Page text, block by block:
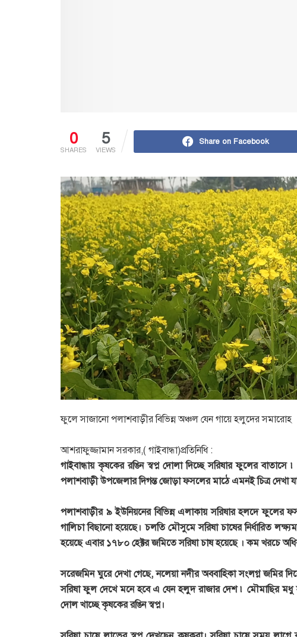
0
SHARES
5
VIEWS
Share on Facebook
ফুলে সাজানো পলাশবাড়ীর বিভিন্ন অঞ্চল যেন গায়ে হলুদের সমারোহ
আশরাফুজ্জামান সরকার,( গাইবান্ধা)প্রতিনিধি :
গাইবান্ধায় কৃষকের রঙিন স্বপ্ন দোলা দিচ্ছে সরিষার ফুলের
পলাশবাড়ী উপজেলার দিগন্ত জোড়া ফসলের মাঠে এমনই চিত্র দেখা
পলাশবাড়ীর ৯ ইউনিয়নের বিভিন্ন এলাকায় সরিষার হলদে ফুলের
গালিচা বিছানো হয়েছে। চলতি মৌসুমে সরিষা চাষের নির্ধারিত
হয়েছে এবার ১৭৮০ হেক্টর জমিতে সরিষা চাষ হয়েছে । কম খরচে
সরেজমিন ঘুরে দেখা গেছে, নলেয়া নদীর অববাহিকা সংলগ্ন
সরিষা ফুল দেখে মনে হবে এ যেন হলুদ রাজার দেশ ৷ মৌমাছির মধু
দোল খাচ্ছে কৃষকের রঙিন স্বপ্ন।